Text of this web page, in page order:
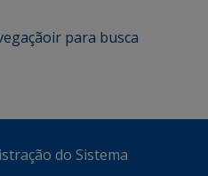
ir para busca
do Sistema